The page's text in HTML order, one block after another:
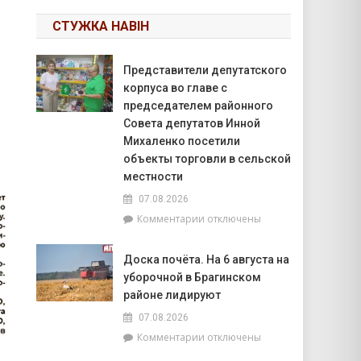
СТУЖКА НАВІН
Представители депутатского
корпуса во главе с
председателем районного
Совета депутатов Инной
Михаленко посетили
объекты торговли в сельской
местности
07.08.2026
Комментариик
депутатского
корпуса
во
председателем
отключены
Доска почёта. На 6 августа на
уборочной в Брагинском
районе лидируют
07.08.2026
Комментариикотключены